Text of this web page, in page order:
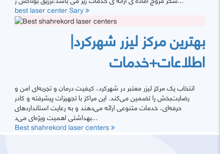
best laser center Sary
بهترین مرکز لیزر شهرکرد|
اطلاعات+خدمات
انتخاب یک مرکز لیزر معتبر در شهرکرد، کیفیت درمان و تجربه‌ای امن و
رضایت‌بخش را تضمین می‌کند. این مراکز با تجهیزات پیشرفته و کادر
حرفه‌ای، خدمات متنوعی ارائه می‌دهند و به رعایت استانداردهای
بهداشتی اهمیت ویژه‌ای می‌د...
Best shahrekord laser centers